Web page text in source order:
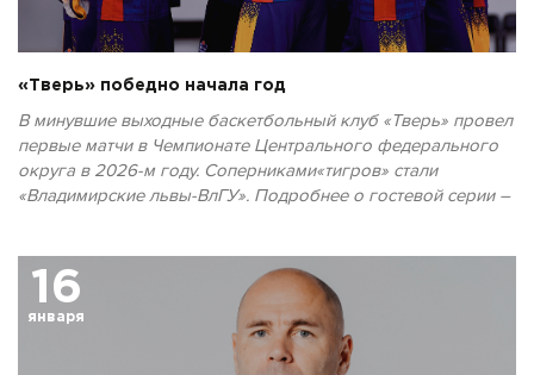
«Тверь» победно начала год
В минувшие выходные баскетбольный клуб «Тверь» провел
первые матчи в Чемпионате Центрального федерального
округа в 2026-м году. Соперниками«тигров» стали
«Владимирские львы-ВлГУ». Подробнее о гостевой серии –
16
января